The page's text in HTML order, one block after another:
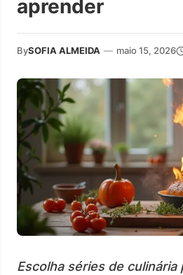
aprender
BySOFIA ALMEIDA — maio 15, 2026
Escolha séries de culinária